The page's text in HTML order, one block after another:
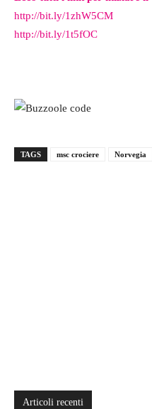
http://bit.ly/1zhW5CM
http://bit.ly/1t5fOC
TAGS msc crociere Norvegia
Articoli recenti